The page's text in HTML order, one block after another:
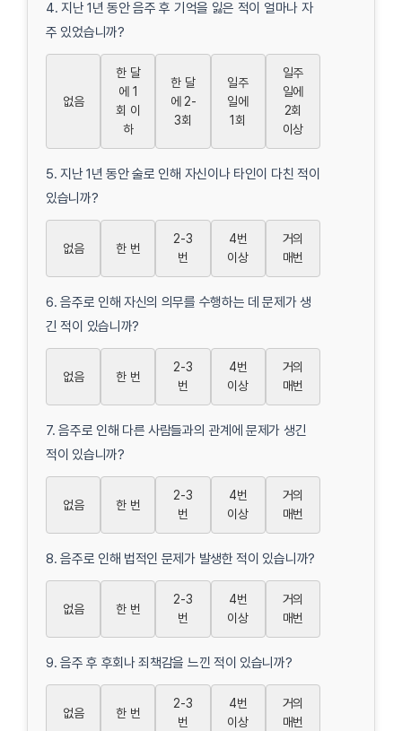
4. 지난 1년 동안 음주 후 기억을 잃은 적이 얼마나 자
주 있었습니까?
없음
한 달
에 1
회 이
하
한 달
에 2-
3회
일주
일에
1회
일주
일에
2회
이상
5. 지난 1년 동안 술로 인해 자신이나 타인이 다친 적이
있습니까?
없음 한 번
2-3
번
4번
이상
거의
매번
6. 음주로 인해 자신의 의무를 수행하는 데 문제가 생
긴 적이 있습니까?
없음 한 번
2-3
번
4번
이상
거의
매번
7. 음주로 인해 다른 사람들과의 관계에 문제가 생긴
적이 있습니까?
없음 한 번
2-3
번
4번
이상
거의
매번
8. 음주로 인해 법적인 문제가 발생한 적이 있습니까?
없음 한 번
2-3
번
4번
이상
거의
매번
9. 음주 후 후회나 죄책감을 느낀 적이 있습니까?
없음 한 번
2-3
번
4번
이상
거의
매번